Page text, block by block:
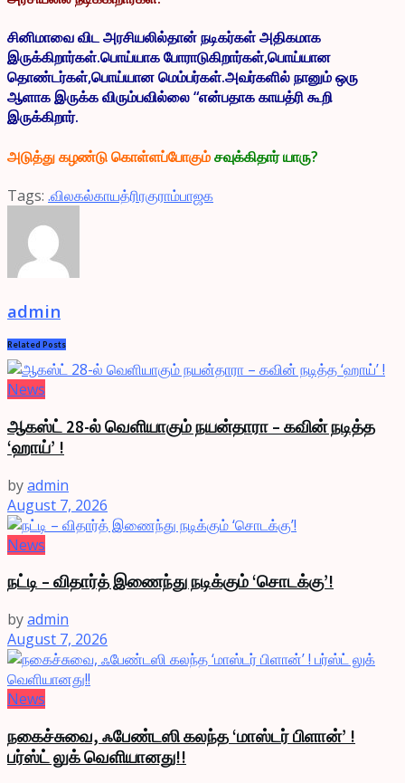
சினிமாவை விட அரசியலில்தான் நடிகர்கள் அதிகமாக
இருக்கிறார்கள்.பொய்யாக போராடுகிறார்கள்,பொய்யான
தொண்டர்கள்,பொய்யான மெம்பர்கள்.அவர்களில் நானும் ஒரு
ஆளாக இருக்க விரும்பவில்லை “என்பதாக காயத்ரி கூறி
இருக்கிறார்.
அடுத்து கழண்டு கொள்ளப்போகும்சவுக்கிதார் யாரு?
Tags: .விலகல்காயத்ரிரகுராம்பாஜக
admin
Related Posts
News
ஆகஸ்ட் 28-ல் வெளியாகும் நயன்தாரா – கவின் நடித்த
‘ஹாய்’ !
byadmin
August 7, 2026
News
நட்டி – விதார்த் இணைந்து நடிக்கும் ‘சொடக்கு’!
byadmin
August 7, 2026
News
நகைச்சுவை, ஃபேண்டஸி கலந்த ‘மாஸ்டர் பிளான்’ !
பர்ஸ்ட் லுக் வெளியானது!!